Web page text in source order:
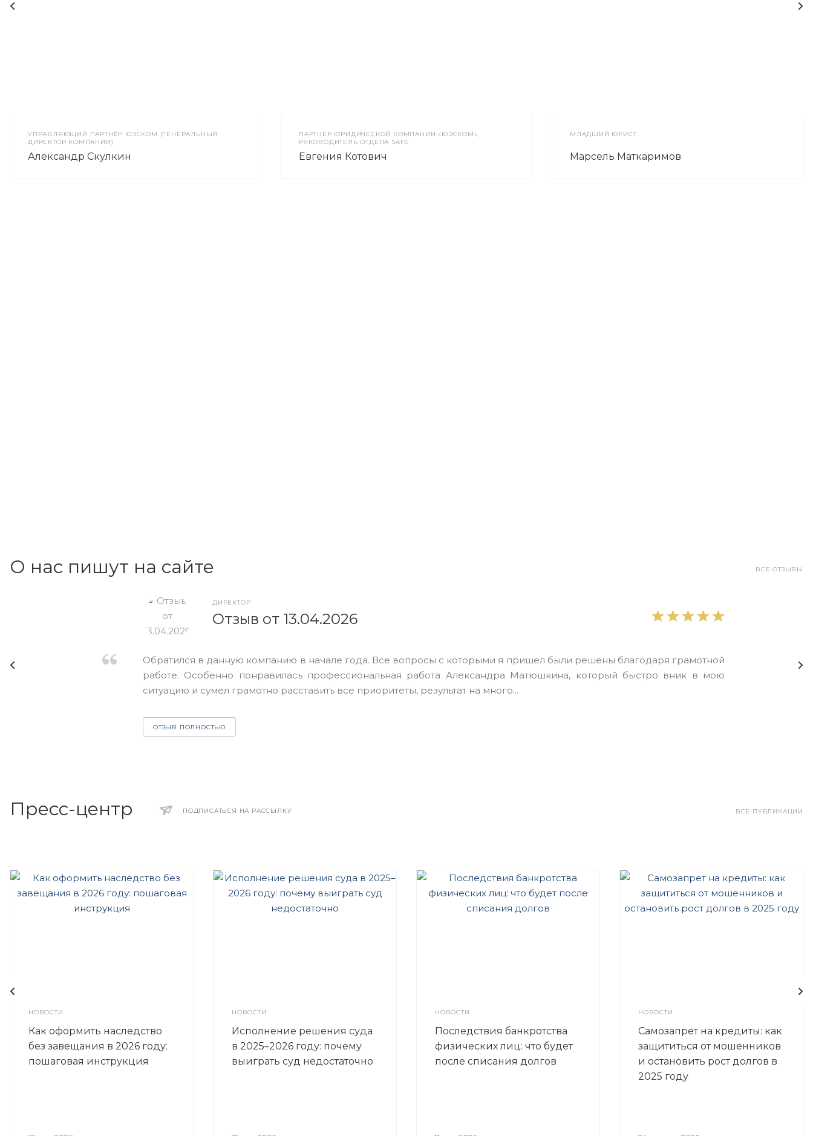
УПРАВЛЯЮЩИЙ ПАРТНЁР ЮЭСКОМ (ГЕНЕРАЛЬНЫЙ
ДИРЕКТОР КОМПАНИИ)
Александр Скулкин
ПАРТНЁР ЮРИДИЧЕСКОЙ КОМПАНИИ «ЮЭСКОМ»,
РУКОВОДИТЕЛЬ ОТДЕЛА SAFE
Евгения Котович
МЛАДШИЙ ЮРИСТ
Марсель Маткаримов
ВСЕ ОТЗЫВЫ
О нас пишут на сайте
ДИРЕКТОР
Отзыв от 13.04.2026
Обратился в данную компанию в начале года. Все вопросы с которыми я пришел были решены благодаря грамотной
работе. Особенно понравилась профессиональная работа Александра Матюшкина, который быстро вник в мою
ситуацию и сумел грамотно расставить все приоритеты, результат на много...
ОТЗЫВ ПОЛНОСТЬЮ
ВСЕ ПУБЛИКАЦИИ
Пресс-центр ПОДПИСАТЬСЯ НА РАССЫЛКУ
НОВОСТИ
Как оформить наследство
без завещания в 2026 году:
пошаговая инструкция
НОВОСТИ
Исполнение решения суда
в 2025–2026 году: почему
выиграть суд недостаточно
НОВОСТИ
Последствия банкротства
физических лиц: что будет
после списания долгов
НОВОСТИ
Самозапрет на кредиты: как
защититься от мошенников
и остановить рост долгов в
2025 году